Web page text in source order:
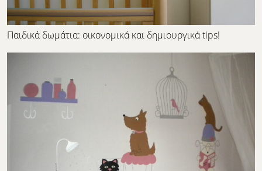
Παιδικά δωμάτια: οικονομικά και δημιουργικά tips!